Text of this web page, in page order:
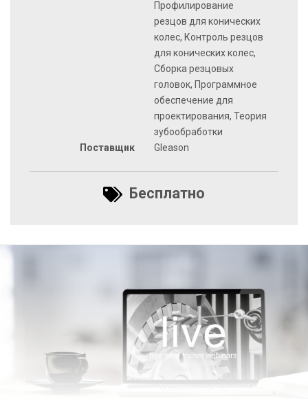
Профилирование
резцов для конических
колес, Контроль резцов
для конических колес,
Сборка резцовых
головок, Программное
обеспечение для
проектирования, Теория
зубообработки
Поставщик
Gleason
Бесплатно